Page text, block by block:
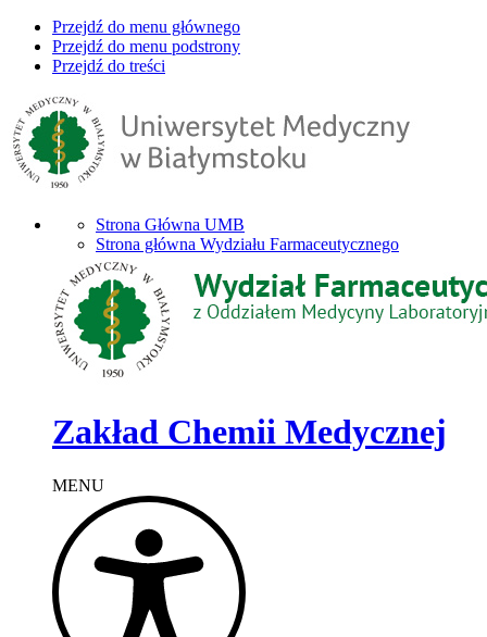
Przejdź do menu głównego
Przejdź do menu podstrony
Przejdź do treści
Strona Główna UMB
Strona główna Wydziału Farmaceutycznego
Zakład Chemii Medycznej
MENU